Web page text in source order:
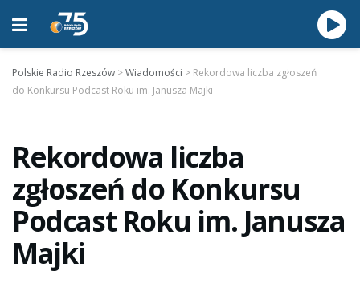
Polskie Radio Rzeszów >Wiadomości > Rekordowa liczba zgłoszeń
do Konkursu Podcast Roku im. Janusza Majki
Rekordowa liczba
zgłoszeń do Konkursu
Podcast Roku im. Janusza
Majki